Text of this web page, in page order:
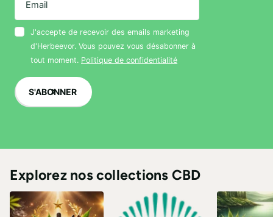
J'accepte de recevoir des emails marketing
d'Herbeevor. Vous pouvez vous désabonner à
tout moment. Politique de confidentialité
S'ABONNER
Explorez nos collections CBD